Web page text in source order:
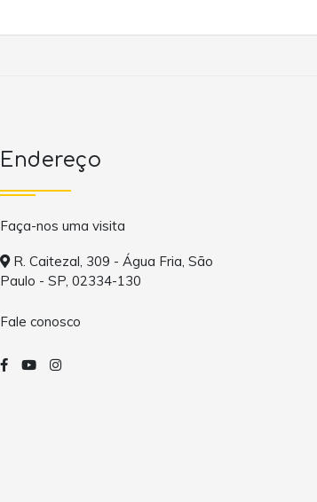
Endereço
Faça-nos uma visita
R. Caitezal, 309 - Água Fria, São
Paulo - SP, 02334-130
Fale conosco